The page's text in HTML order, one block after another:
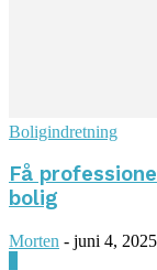
Boligindretning
Få
bolig
Morten - juni 4, 2025